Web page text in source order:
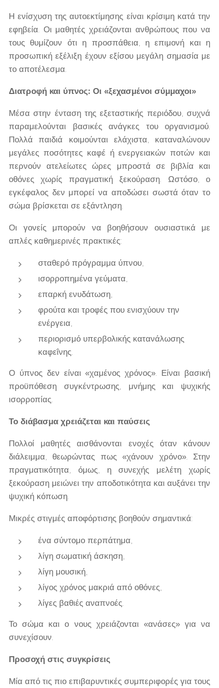
Η ενίσχυση της αυτοεκτίμησης είναι κρίσιμη κατά την
εφηβεία. Οι μαθητές χρειάζονται ανθρώπους που να
τους θυμίζουν ότι η προσπάθεια, η επιμονή και η
προσωπική εξέλιξη έχουν εξίσου μεγάλη σημασία με
το αποτέλεσμα.
Διατροφή και ύπνος: Οι «ξεχασμένοι σύμμαχοι»
Μέσα στην ένταση της εξεταστικής περιόδου, συχνά
παραμελούνται βασικές ανάγκες του οργανισμού.
Πολλά παιδιά κοιμούνται ελάχιστα, καταναλώνουν
μεγάλες ποσότητες καφέ ή ενεργειακών ποτών και
περνούν ατελείωτες ώρες μπροστά σε βιβλία και
οθόνες χωρίς πραγματική ξεκούραση. Ωστόσο, ο
εγκέφαλος δεν μπορεί να αποδώσει σωστά όταν το
σώμα βρίσκεται σε εξάντληση.
Οι γονείς μπορούν να βοηθήσουν ουσιαστικά με
απλές καθημερινές πρακτικές:
σταθερό πρόγραμμα ύπνου,
ισορροπημένα γεύματα,
επαρκή ενυδάτωση,
φρούτα και τροφές που ενισχύουν την
ενέργεια,
περιορισμό υπερβολικής κατανάλωσης
καφεΐνης.
Ο ύπνος δεν είναι «χαμένος χρόνος». Είναι βασική
προϋπόθεση συγκέντρωσης, μνήμης και ψυχικής
ισορροπίας.
Το διάβασμα χρειάζεται και παύσεις
Πολλοί μαθητές αισθάνονται ενοχές όταν κάνουν
διάλειμμα, θεωρώντας πως «χάνουν χρόνο». Στην
πραγματικότητα, όμως, η συνεχής μελέτη χωρίς
ξεκούραση μειώνει την αποδοτικότητα και αυξάνει την
ψυχική κόπωση.
Μικρές στιγμές αποφόρτισης βοηθούν σημαντικά:
ένα σύντομο περπάτημα,
λίγη σωματική άσκηση,
λίγη μουσική,
λίγος χρόνος μακριά από οθόνες,
λίγες βαθιές αναπνοές.
Το σώμα και ο νους χρειάζονται «ανάσες» για να
συνεχίσουν.
Προσοχή στις συγκρίσεις
Μία από τις πιο επιβαρυντικές συμπεριφορές για τους